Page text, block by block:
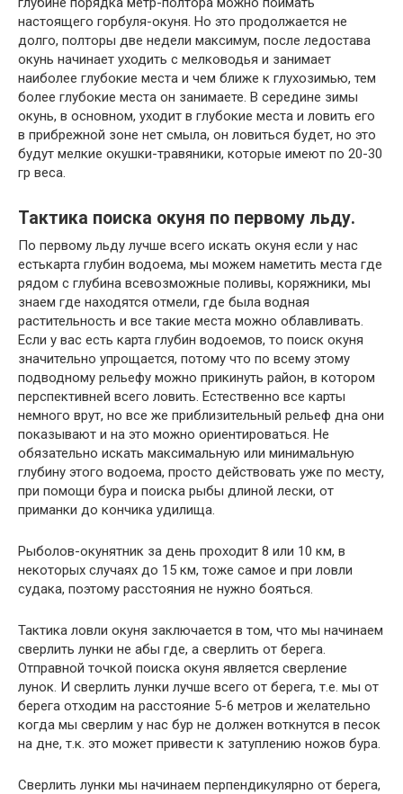
настоящего горбуля-окуня. Но это продолжается не
долго, полторы две недели максимум, после ледостава
окунь начинает уходить с мелководья и занимает
наиболее глубокие места и чем ближе к глухозимью, тем
более глубокие места он занимаете. В середине зимы
окунь, в основном, уходит в глубокие места и ловить его
в прибрежной зоне нет смыла, он ловиться будет, но это
будут мелкие окушки-травяники, которые имеют по 20-30
гр веса.
Тактика поиска окуня по первому льду.
По первому льду лучше всего искать окуня если у нас
естькарта глубин водоема, мы можем наметить места где
рядом с глубина всевозможные поливы, коряжники, мы
знаем где находятся отмели, где была водная
растительность и все такие места можно облавливать.
Если у вас есть карта глубин водоемов, то поиск окуня
значительно упрощается, потому что по всему этому
подводному рельефу можно прикинуть район, в котором
перспективней всего ловить. Естественно все карты
немного врут, но все же приблизительный рельеф дна они
показывают и на это можно ориентироваться. Не
обязательно искать максимальную или минимальную
глубину этого водоема, просто действовать уже по месту,
при помощи бура и поиска рыбы длиной лески, от
приманки до кончика удилища.
Рыболов-окунятник за день проходит 8 или 10 км, в
некоторых случаях до 15 км, тоже самое и при ловли
судака, поэтому расстояния не нужно бояться.
Тактика ловли окуня заключается в том, что мы начинаем
сверлить лунки не абы где, а сверлить от берега.
Отправной точкой поиска окуня является сверление
лунок. И сверлить лунки лучше всего от берега, т.е. мы от
берега отходим на расстояние 5-6 метров и желательно
когда мы сверлим у нас бур не должен воткнутся в песок
на дне, т.к. это может привести к затуплению ножов бура.
Сверлить лунки мы начинаем перпендикулярно от берега,